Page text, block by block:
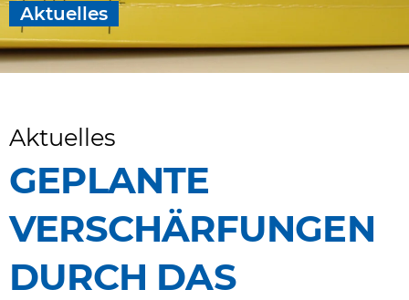
Aktuelles
Aktuelles
GEPLANTE
VERSCHÄRFUNGEN
DURCH DAS